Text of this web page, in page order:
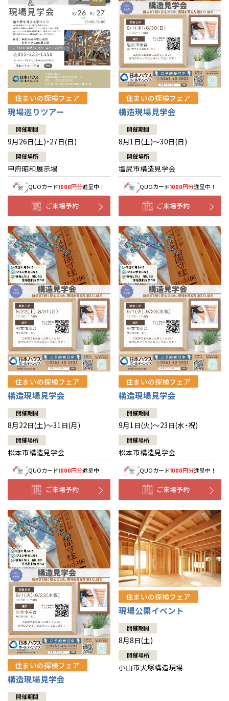
住まいの探検フェア
現場巡りツアー
開催期間
9月26日(土)・27日(日)
開催場所
甲府昭和展示場
QUOカード1000円分進呈中！
ご来場予約
住まいの探検フェア
構造現場見学会
開催期間
8月1日(土)～30日(日)
開催場所
塩尻市構造見学会
QUOカード1000円分進呈中！
ご来場予約
住まいの探検フェア
構造現場見学会
開催期間
8月22日(土)～31日(月)
開催場所
松本市構造見学会
QUOカード1000円分進呈中！
ご来場予約
住まいの探検フェア
構造現場見学会
開催期間
9月1日(火)～23日(水・祝)
開催場所
松本市構造見学会
QUOカード1000円分進呈中！
ご来場予約
住まいの探検フェア
構造現場見学会
開催期間
住まいの探検フェア
現場公開イベント
開催期間
8月8日(土)
開催場所
小山市犬塚構造現場